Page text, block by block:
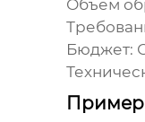
Объем
Бюджет: